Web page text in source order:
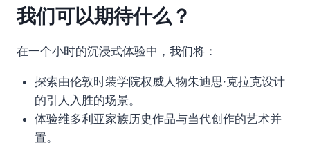
我们可以期待什么？
在一个小时的沉浸式体验中，我们将：
探索由伦敦时装学院权威人物朱迪思·克拉克设计
的引人入胜的场景。
体验维多利亚家族历史作品与当代创作的艺术并
置。